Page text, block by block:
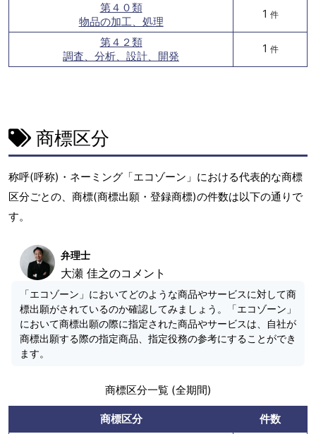
第４０類
物品の加工、処理
1 件
第４２類
調査、分析、設計、開発
1 件
商標区分
称呼(呼称)・ネーミング「エコゾーン」における代表的な商標
区分ごとの、商標(商標出願・登録商標)の件数は以下の通りで
す。
弁理士
大瀬 佳之のコメント
「エコゾーン」においてどのような商品やサービスに対して商
標出願がされているのか確認してみましょう。「エコゾーン」
において商標出願の際に指定された商品やサービスは、自社が
商標出願する際の指定商品、指定役務の参考にすることができ
ます。
商標区分一覧 (全期間)
商標区分
件数